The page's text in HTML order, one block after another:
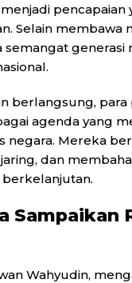
pencapaian
Selain membawa
semangat generasi
berlangsung, para
agenda yang
negara. Mereka
dan
Sampaikan
Wahyudin,